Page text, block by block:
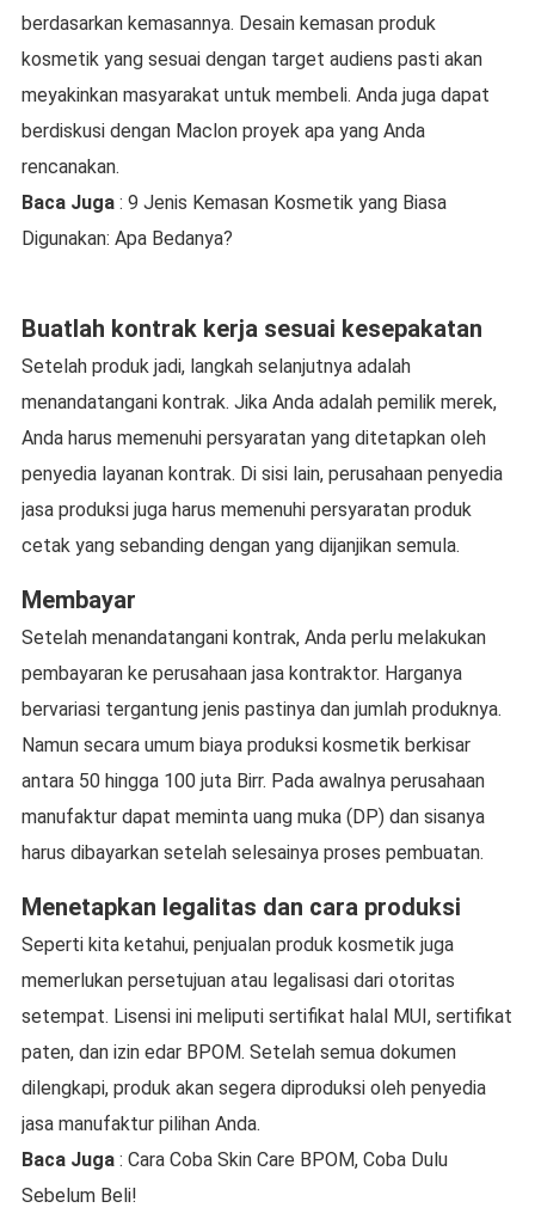
berdasarkan kemasannya. Desain kemasan produk
kosmetik yang sesuai dengan target audiens pasti akan
meyakinkan masyarakat untuk membeli. Anda juga dapat
berdiskusi dengan Maclon proyek apa yang Anda
rencanakan.
Baca Juga: 9 Jenis Kemasan Kosmetik yang Biasa
Digunakan: Apa Bedanya?
Buatlah kontrak kerja sesuai kesepakatan
Setelah produk jadi, langkah selanjutnya adalah
menandatangani kontrak. Jika Anda adalah pemilik merek,
Anda harus memenuhi persyaratan yang ditetapkan oleh
penyedia layanan kontrak. Di sisi lain, perusahaan penyedia
jasa produksi juga harus memenuhi persyaratan produk
cetak yang sebanding dengan yang dijanjikan semula.
Membayar
Setelah menandatangani kontrak, Anda perlu melakukan
pembayaran ke perusahaan jasa kontraktor. Harganya
bervariasi tergantung jenis pastinya dan jumlah produknya.
Namun secara umum biaya produksi kosmetik berkisar
antara 50 hingga 100 juta Birr. Pada awalnya perusahaan
manufaktur dapat meminta uang muka (DP) dan sisanya
harus dibayarkan setelah selesainya proses pembuatan.
Menetapkan legalitas dan cara produksi
Seperti kita ketahui, penjualan produk kosmetik juga
memerlukan persetujuan atau legalisasi dari otoritas
setempat. Lisensi ini meliputi sertifikat halal MUI, sertifikat
paten, dan izin edar BPOM. Setelah semua dokumen
dilengkapi, produk akan segera diproduksi oleh penyedia
jasa manufaktur pilihan Anda.
Baca Juga: Cara Coba Skin Care BPOM, Coba Dulu
Sebelum Beli!